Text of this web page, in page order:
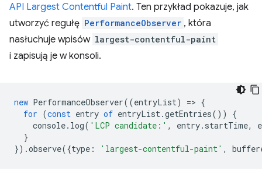
API Largest Contentful Paint. Ten przykład pokazuje, jak
utworzyć regułę PerformanceObserver , która
nasłuchuje wpisów largest-contentful-paint
i zapisują je w konsoli.
new PerformanceObserver((entryList) => {
for (const entry of entryList.getEntries())
{
console. log( 'LCP candidate:' , entry. startTime,
}
}).observe({type : 'largest-contentful-paint' ,